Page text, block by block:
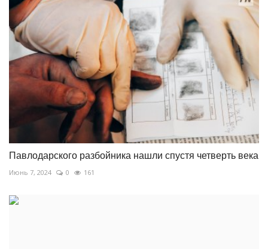
Павлодарского разбойника нашли спустя четверть века
Июнь 7, 2024 0 161